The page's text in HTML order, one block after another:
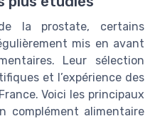
la prostate, certains
mis en avant
Leur sélection
et l’expérience des
Voici les principaux
complément alimentaire